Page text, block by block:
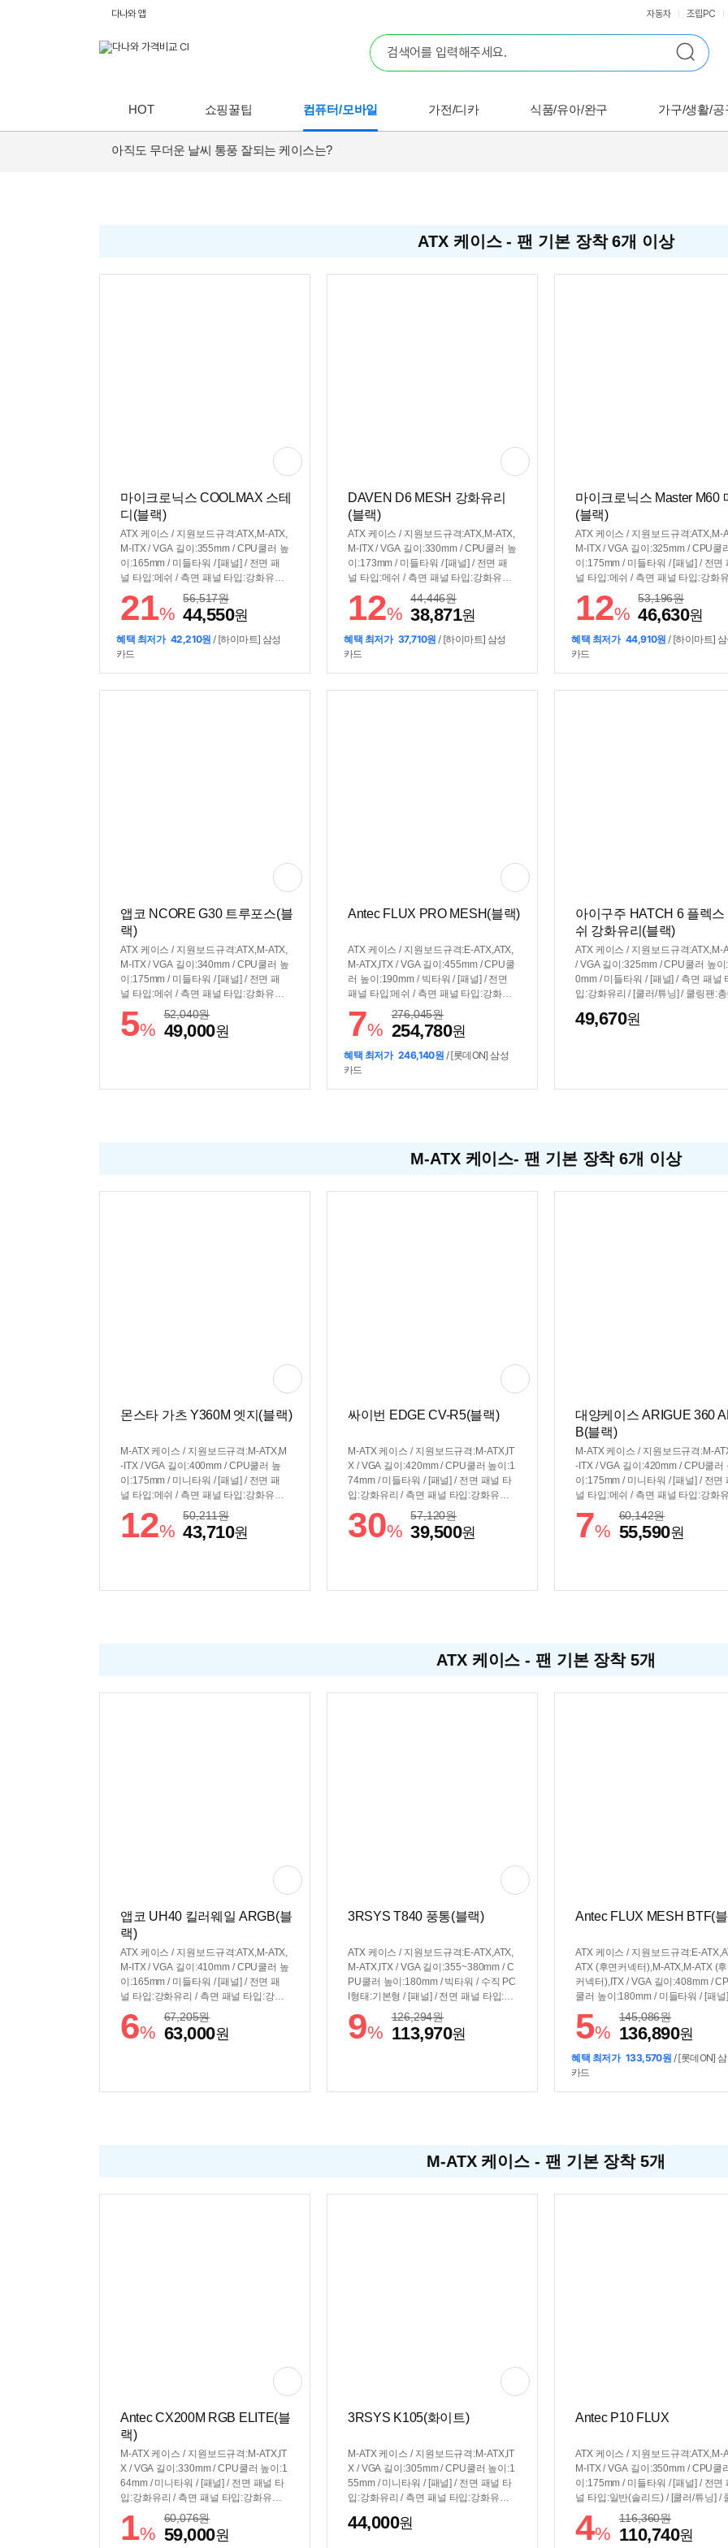
다나와 앱 자동차 조립PC
HOT 쇼핑꿀팁 컴퓨터/모바일 가전/디카 식품/유아/완구 가구/생활/공
아직도 무더운 날씨 통풍 잘되는 케이스는?
ATX 케이스 - 팬 기본 장착 6개 이상
마이크로닉스 COOLMAX 스테
디(블랙)
ATX 케이스 / 지원보드규격:ATX,M-ATX,
M-ITX / VGA 길이:355mm / CPU쿨러 높
이:165mm / 미들타워 / [패널] / 전면 패
널 타입:메쉬 / 측면 패널 타입:강화유리 /
측면 개폐 방식:버튼 / [쿨러/튜닝] / 쿨링
팬:총6개 / LED팬:6개 / 후면:120mm LE
D x1 / 전면:140mm LED x3 / 내부 상단:
120mm LED x2 / [크기] / 너비(W):215m
m / 깊이(D):400mm / 높이(H):470mm /
21%
56,517원
44,550원
혜택 최저가 42,210원 / [하이마트] 삼성
카드
DAVEN D6 MESH 강화유리
(블랙)
ATX 케이스 / 지원보드규격:ATX,M-ATX,
M-ITX / VGA 길이:330mm / CPU쿨러 높
이:173mm / 미들타워 / [패널] / 전면 패
널 타입:메쉬 / 측면 패널 타입:강화유리 /
[쿨러/튜닝] / 쿨링팬:총6개 / LED팬:4개 /
후면:120mm LED x1 / 전면:120mm LE
D x3 / 상단:120mm x2 / [크기] / 너비
(W):216mm / 깊이(D):366mm / 높이(H):
463mm / [호환성] / 지원파워규격:표준-
12%
44,446원
38,871원
혜택 최저가 37,710원 / [하이마트] 삼성
카드
마이크로닉스 Master M60
(블랙)
ATX 케이스 / 지원보드규격:ATX,M-
M-ITX / VGA 길이:325mm / CPU쿨
이:175mm / 미들타워 / [패널] / 전면
널 타입:메쉬 / 측면 패널 타입:강화유
측면 개폐 방식:스윙도어 / [쿨러/튜닝]
쿨링팬:총6개 / LED팬:4개 / 후면
m LED x1 / 전면:120mm LED x3 / 상
120mm x2 / [크기] / 너비
깊이(D):390mm / 높이(H):461mm / [
12%
53,196원
46,630원
혜택 최저가 44,910원 / [하이마트]
카드
앱코 NCORE G30 트루포스(블
랙)
ATX 케이스 / 지원보드규격:ATX,M-ATX,
M-ITX / VGA 길이:340mm / CPU쿨러 높
이:175mm / 미들타워 / [패널] / 전면 패
널 타입:메쉬 / 측면 패널 타입:강화유리 /
[쿨러/튜닝] / 쿨링팬:총6개 / LED팬:4개 /
후면:120mm LED x1 / 전면:120mm LE
D x3 / 상단:120mm x2 / [크기] / 너비
5%
52,040원
49,000원
Antec FLUX PRO MESH(블랙)
ATX 케이스 / 지원보드규격:E-ATX,ATX,
M-ATX,ITX / VGA 길이:455mm / CPU쿨
러 높이:190mm / 빅타워 / [패널] / 전면
패널 타입:메쉬 / 측면 패널 타입:강화유
리 / [쿨러/튜닝] / 쿨링팬:총6개 / 후면:14
0mm x1 / 전면:140mm x3 / 하단:120m
m x2 / [크기] / 너비(W):245mm / 높이
(H):545mm / 깊이(D):530mm / [호환성]
/ 파워 장착 길이:180~300mm / 파워 위
7%
276,045원
254,780원
혜택 최저가 246,140원 / [롯데ON] 삼성
카드
아이구주 HATCH 6 플렉스
쉬 강화유리(블랙)
ATX 케이스 / 지원보드규격:ATX,M-
/ VGA 길이:325mm / CPU쿨러 높이
0mm / 미들타워 / [패널] / 측면 패널
입:강화유리 / [쿨러/튜닝] / 쿨링팬:
면:120mm LED x3 / 상단:120mm x2 /
49,670원
M-ATX 케이스- 팬 기본 장착 6개 이상
몬스타 가츠 Y360M 엣지(블랙)
M-ATX 케이스 / 지원보드규격:M-ATX,M
-ITX / VGA 길이:400mm / CPU쿨러 높
이:175mm / 미니타워 / [패널] / 전면 패
널 타입:메쉬 / 측면 패널 타입:강화유리 /
[쿨러/튜닝] / 쿨링팬:총6개 / LED팬:6개 /
후면:120mm LED x1 / 전면:120mm LE
D x3 / 내부 측면:120mm LED x2 / [크기]
12%
50,211원
43,710원
싸이번 EDGE CV-R5(블랙)
M-ATX 케이스 / 지원보드규격:M-ATX,IT
X / VGA 길이:420mm / CPU쿨러 높이:1
74mm / 미들타워 / [패널] / 전면 패널 타
입:강화유리 / 측면 패널 타입:강화유리 /
[쿨러/튜닝] / 쿨링팬:총6개 / LED팬:6개 /
후면:120mm LED x1 / 하단:120mm LE
D x3 / 내부 측면:120mm LED x2 / [크기]
30%
57,120원
39,500원
대양케이스 ARIGUE 360
B(블랙)
M-ATX 케이스 / 지원보드규격:M-
-ITX / VGA 길이:420mm / CPU쿨러
이:175mm / 미니타워 / [패널] / 전면
널 타입:메쉬 / 측면 패널 타입:강화유
[쿨러/튜닝] / 쿨링팬:총6개 / LED팬:6
후면:120mm LED x1 / 전면:120mm
D x3 / 내부 측면:120mm LED x2 / [
7%
60,142원
55,590원
ATX 케이스 - 팬 기본 장착 5개
앱코 UH40 킬러웨일 ARGB(블
랙)
ATX 케이스 / 지원보드규격:ATX,M-ATX,
M-ITX / VGA 길이:410mm / CPU쿨러 높
이:165mm / 미들타워 / [패널] / 전면 패
널 타입:강화유리 / 측면 패널 타입:강화
유리 / [쿨러/튜닝] / 쿨링팬:총5개 / LED
팬:5개 / 후면:120mm LED x1 / 하단:120
mm LED x1 / 내부 측면:120mm LED x3
6%
67,205원
63,000원
3RSYS T840 풍통(블랙)
ATX 케이스 / 지원보드규격:E-ATX,ATX,
M-ATX,ITX / VGA 길이:355~380mm / C
PU쿨러 높이:180mm / 빅타워 / 수직 PC
I형태:기본형 / [패널] / 전면 패널 타입:메
쉬 / 측면 패널 타입:강화유리 / [쿨러/튜
닝] / 쿨링팬:총5개 / LED팬:5개 / 후면:14
0mm LED x2 / 전면:140mm LED x3 /
9%
126,294원
113,970원
Antec FLUX MESH BTF(
ATX 케이스 / 지원보드규격:E-
ATX (후면커넥터),M-ATX,M-ATX (후
커넥터),ITX / VGA 길이:408mm /
쿨러 높이:180mm / 미들타워 / [패널
전면 패널 타입:메쉬 / 측면 패널 타입
화유리 / [쿨러/튜닝] / 쿨링팬:총5개 /
면:140mm x1 / 전면:120mm x3 / 하
20mm x1 / [크기] / 너비(W):239mm /
이(D):484mm / 높이(H):502mm / [호
5%
145,086원
136,890원
혜택 최저가 133,570원 / [롯데ON]
카드
M-ATX 케이스 - 팬 기본 장착 5개
Antec CX200M RGB ELITE(블
랙)
M-ATX 케이스 / 지원보드규격:M-ATX,IT
X / VGA 길이:330mm / CPU쿨러 높이:1
64mm / 미니타워 / [패널] / 전면 패널 타
입:강화유리 / 측면 패널 타입:강화유리 /
[쿨러/튜닝] / 쿨링팬:총5개 / LED팬:5개 /
후면:120mm LED x1 / 상단:120mm LE
D x2 / 하단:120mm LED x2 / [크기] / 너
1%
60,076원
59,000원
3RSYS K105(화이트)
M-ATX 케이스 / 지원보드규격:M-ATX,IT
X / VGA 길이:305mm / CPU쿨러 높이:1
55mm / 미니타워 / [패널] / 전면 패널 타
입:강화유리 / 측면 패널 타입:강화유리 /
후면:120mm LED x1 / 상단:120mm LE
44,000원
Antec P10 FLUX
ATX 케이스 / 지원보드규격:ATX,M-
M-ITX / VGA 길이:350mm / CPU쿨
이:175mm / 미들타워 / [패널] / 전면
널 타입:일반(솔리드) / [쿨러/튜닝] /
팬:총5개 / 후면:120mm x1 / 전면
m x3 / 하단:120mm x1 / [크기] / 너비
(W):220mm / 깊이(D):477mm / 높이
4%
116,360원
110,740원